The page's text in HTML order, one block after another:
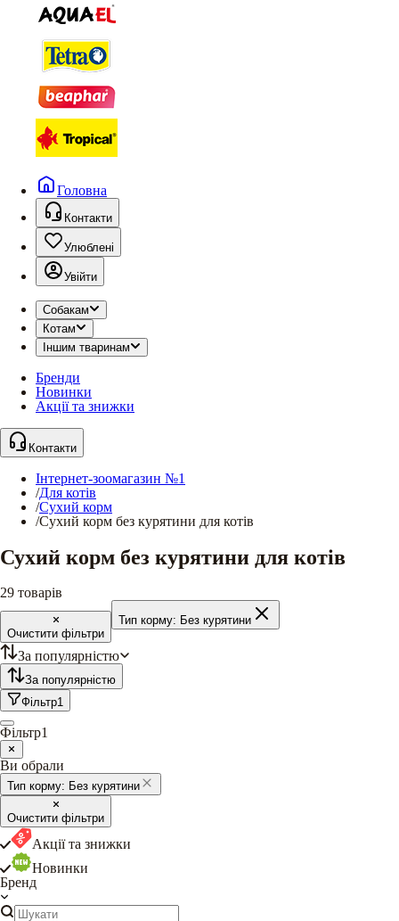
Головна
Контакти
Улюблені
Увійти
Собакам
Котам
Іншим тваринам
Бренди
Новинки
Акції та знижки
Контакти
Інтернет-зоомагазин №1
/Для котів
/Сухий корм
/Сухий корм без курятини для котів
Сухий корм без курятини для котів
29 товарів
Очистити фільтри
Тип корму: Без курятини
За популярністю
За популярністю
Фільтр1
Фільтр1
Ви обрали
Тип корму: Без курятини
Очистити фільтри
Акції та знижки
Новинки
Бренд